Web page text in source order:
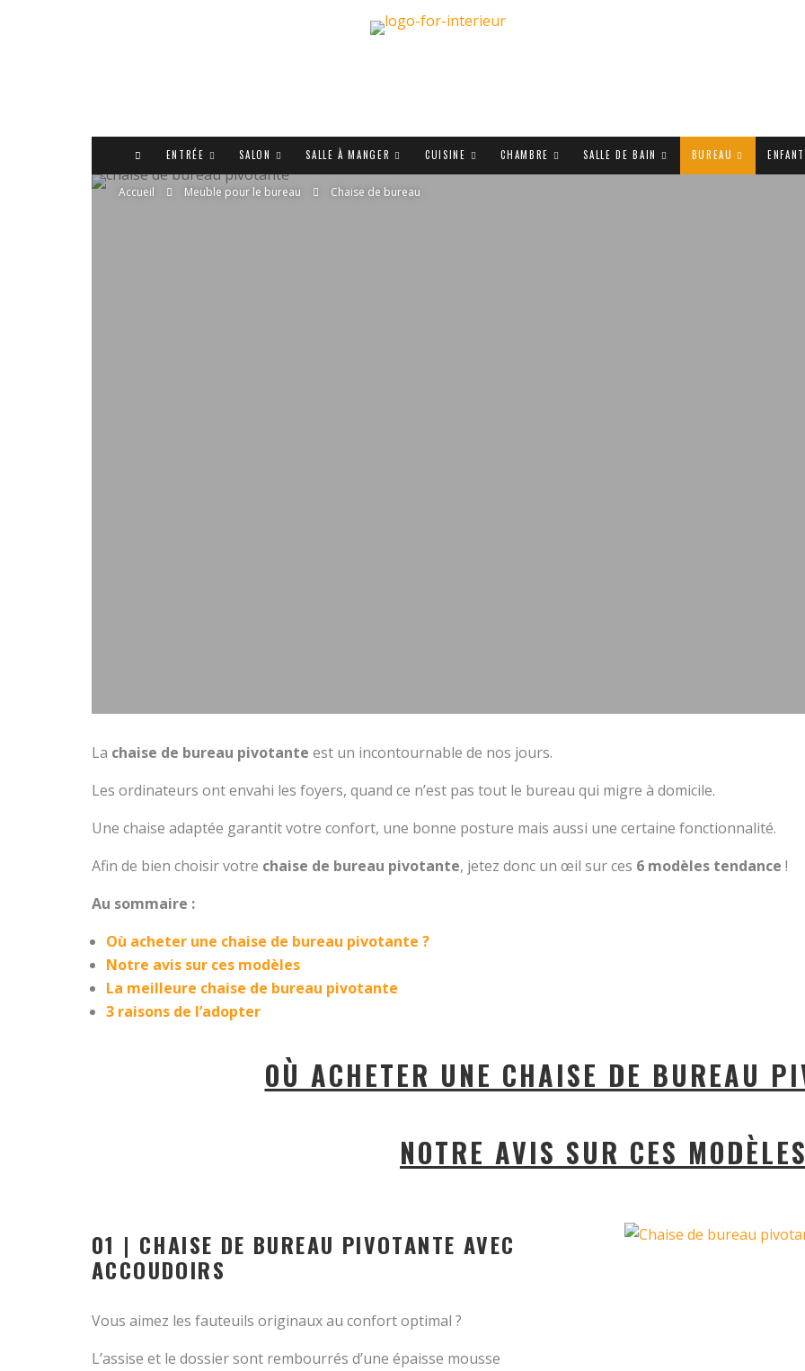
ENTRÉE SALON SALLE À MANGER CUISINE CHAMBRE SALLE DE BAIN BUREAU ENFANT
Accueil Meuble pour le bureau Chaise de bureau
La chaise de bureau pivotante est un incontournable de nos jours.
Les ordinateurs ont envahi les foyers, quand ce n’est pas tout le bureau qui migre à domicile.
Une chaise adaptée garantit votre confort, une bonne posture mais aussi une certaine fonctionnalité.
Afin de bien choisir votre chaise de bureau pivotante, jetez donc un œil sur ces 6 modèles tendance !
Au sommaire :
Où acheter une chaise de bureau pivotante ?
Notre avis sur ces modèles
La meilleure chaise de bureau pivotante
3 raisons de l’adopter
OÙ ACHETER UNE CHAISE DE BUREAU
NOTRE AVIS SUR CES MODÈLES
01 | CHAISE DE BUREAU PIVOTANTE AVEC
ACCOUDOIRS
Vous aimez les fauteuils originaux au confort optimal ?
L’assise et le dossier sont rembourrés d’une épaisse mousse